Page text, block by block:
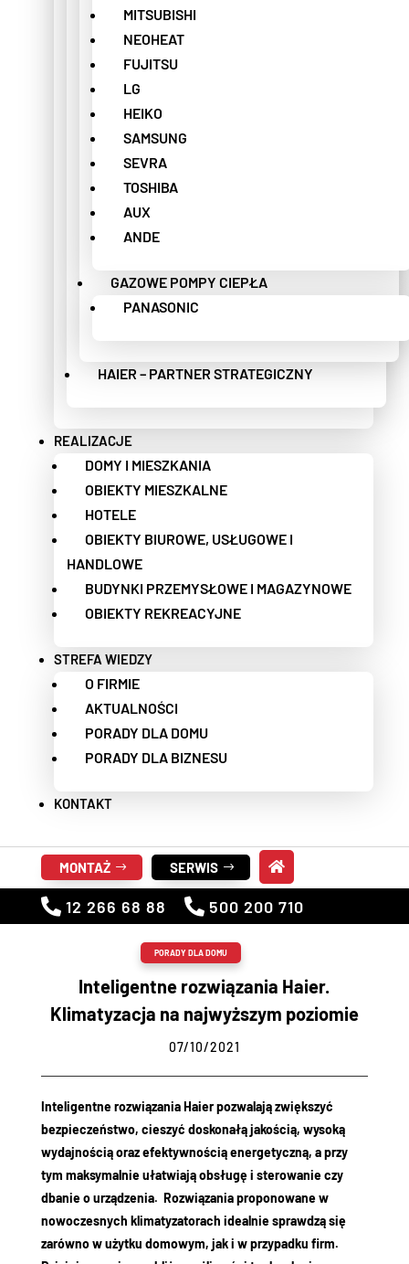
MITSUBISHI
NEOHEAT
FUJITSU
LG
HEIKO
SAMSUNG
SEVRA
TOSHIBA
AUX
ANDE
GAZOWE POMPY CIEPŁA
PANASONIC
HAIER – PARTNER STRATEGICZNY
REALIZACJE
DOMY I MIESZKANIA
OBIEKTY MIESZKALNE
HOTELE
OBIEKTY BIUROWE, USŁUGOWE I
HANDLOWE
BUDYNKI PRZEMYSŁOWE I MAGAZYNOWE
OBIEKTY REKREACYJNE
STREFA WIEDZY
O FIRMIE
AKTUALNOŚCI
PORADY DLA DOMU
PORADY DLA BIZNESU
KONTAKT
MONTAŻ SERWIS 
 12 266 68 88  500 200 710
PORADY DLA DOMU
Inteligentne rozwiązania Haier.
Klimatyzacja na najwyższym poziomie
07/10/2021
Inteligentne rozwiązania Haier pozwalają zwiększyć
bezpieczeństwo, cieszyć doskonałą jakością, wysoką
wydajnością oraz efektywnością energetyczną, a przy
tym maksymalnie ułatwiają obsługę i sterowanie czy
dbanie o urządzenia. Rozwiązania proponowane w
nowoczesnych klimatyzatorach idealnie sprawdzą się
zarówno w użytku domowym, jak i w przypadku firm.